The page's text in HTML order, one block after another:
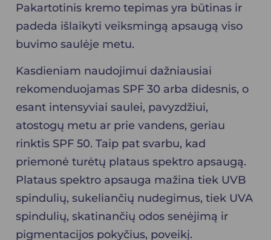
Pakartotinis kremo tepimas yra būtinas ir
padeda išlaikyti veiksmingą apsaugą viso
buvimo saulėje metu.
Kasdieniam naudojimui dažniausiai
rekomenduojamas SPF 30 arba didesnis, o
esant intensyviai saulei, pavyzdžiui,
atostogų metu ar prie vandens, geriau
rinktis SPF 50. Taip pat svarbu, kad
priemonė turėtų plataus spektro apsaugą.
Plataus spektro apsauga mažina tiek UVB
spindulių, sukeliančių nudegimus, tiek UVA
spindulių, skatinančių odos senėjimą ir
pigmentacijos pokyčius, poveikį.